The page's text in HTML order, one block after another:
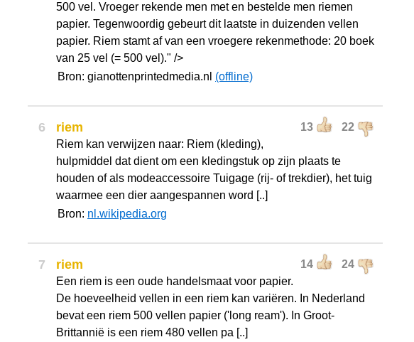
500 vel. Vroeger rekende men met en bestelde men riemen
papier. Tegenwoordig gebeurt dit laatste in duizenden vellen
papier. Riem stamt af van een vroegere rekenmethode: 20 boek
van 25 vel (= 500 vel)." />
Bron: gianottenprintedmedia.nl (offline)
6 13 22
riem
Riem kan verwijzen naar: Riem (kleding),
hulpmiddel dat dient om een kledingstuk op zijn plaats te
houden of als modeaccessoire Tuigage (rij- of trekdier), het tuig
waarmee een dier aangespannen word [..]
Bron: nl.wikipedia.org
7 14 24
riem
Een riem is een oude handelsmaat voor papier.
De hoeveelheid vellen in een riem kan variëren. In Nederland
bevat een riem 500 vellen papier ('long ream'). In Groot-
Brittannië is een riem 480 vellen pa [..]